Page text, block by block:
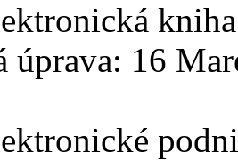
kniha
úprava: 16